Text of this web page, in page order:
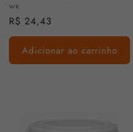
Fornecedor:
WR
Preço
normal
R$ 24,43
Adicionar ao carrinho